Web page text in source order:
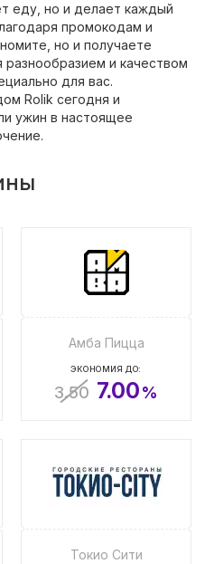
еду, но и делает каждый
промокодам и
но и получаете
и качеством
для вас.
Rolik сегодня и
ужин в настоящее
Амба Пицца
ЭКОНОМИЯ ДО:
3.50 7.00%
Токио Сити